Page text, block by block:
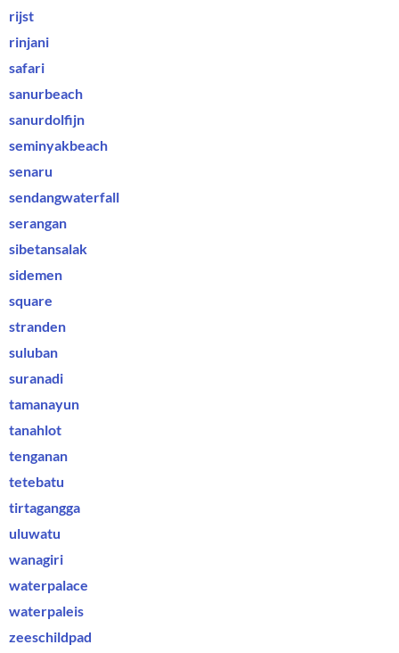
rijst
rinjani
safari
sanurbeach
sanurdolfijn
seminyakbeach
senaru
sendangwaterfall
serangan
sibetansalak
sidemen
square
stranden
suluban
suranadi
tamanayun
tanahlot
tenganan
tetebatu
tirtagangga
uluwatu
wanagiri
waterpalace
waterpaleis
zeeschildpad